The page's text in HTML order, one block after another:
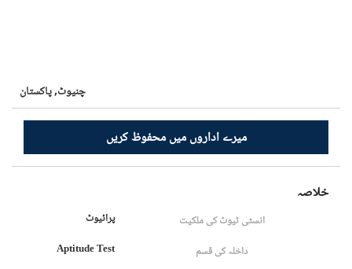
چنیوٹ,پاکستان
میرے اداروں میں محفوظ کریں
خلاصہ
انسٹی ٹیوٹ کی ملکیت
پرائیوٹ
داخلہ کی قسم
Aptitude Test